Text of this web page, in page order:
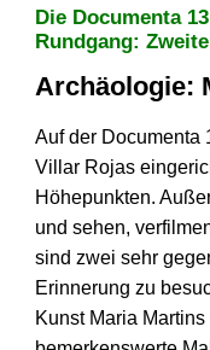
Die Documenta
Rundgang:
Archäologie:
Auf der Documenta
Villar Rojas
Höhepunkten.
und sehen,
sind zwei sehr
Erinnerung zu
Kunst Maria